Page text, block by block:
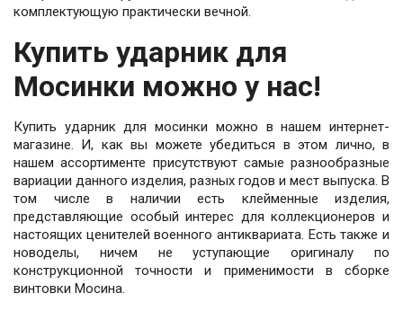
комплектующую практически вечной.
Купить ударник для
Мосинки можно у нас!
Купить ударник для мосинки можно в нашем интернет-
магазине. И, как вы можете убедиться в этом лично, в
нашем ассортименте присутствуют самые разнообразные
вариации данного изделия, разных годов и мест выпуска. В
том числе в наличии есть клейменные изделия,
представляющие особый интерес для коллекционеров и
настоящих ценителей военного антиквариата. Есть также и
новоделы, ничем не уступающие оригиналу по
конструкционной точности и применимости в сборке
винтовки Мосина.